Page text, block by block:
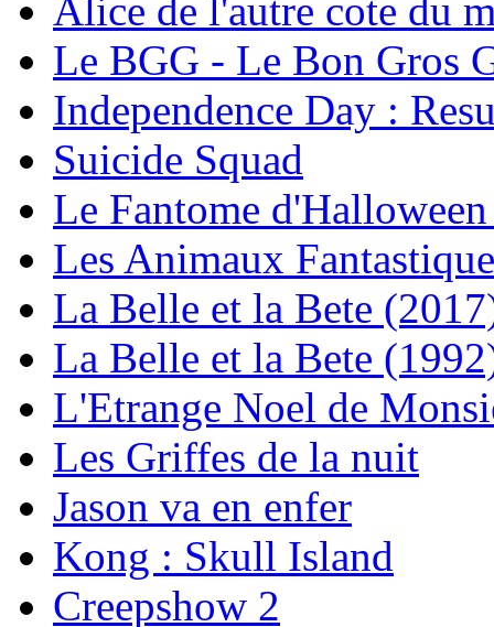
Alice de l'autre cote du
Le BGG - Le Bon Gros
Independence Day :
Suicide Squad
Le Fantome
Les Animaux
La Belle et la Bete
La Belle et la Bete
L'Etrange Noel de
Les Griffes de la nuit
Jason va en enfer
Kong : Skull Island
Creepshow 2